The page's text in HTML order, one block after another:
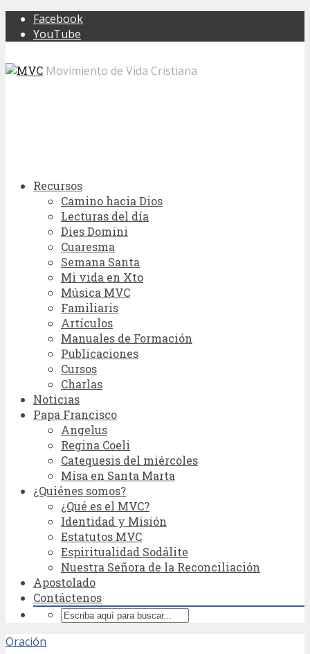
Facebook
YouTube
Movimiento de Vida Cristiana
Recursos
Camino hacia Dios
Lecturas del día
Dies Domini
Cuaresma
Semana Santa
Mi vida en Xto
Música MVC
Familiaris
Artículos
Manuales de Formación
Publicaciones
Cursos
Charlas
Noticias
Papa Francisco
Angelus
Regina Coeli
Catequesis del miércoles
Misa en Santa Marta
¿Quiénes somos?
¿Qué es el MVC?
Identidad y Misión
Estatutos MVC
Espiritualidad Sodálite
Nuestra Señora de la Reconciliación
Apostolado
Contáctenos
Oración